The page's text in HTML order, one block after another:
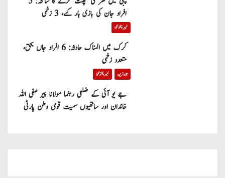
افراد جان کی بازی ہار گئے، 3 زخمی
خیبر پختونخوا
کرک میں المناک حادثہ: 6 افراد جاں بحق،
متعدد زخمی
تازہ ترین خیبر پختونخوا
جے یو آئی کے ضلعی رہنما مولانا پیر صفی اللہ
خاندان اور ساتھیوں سمیت قومی وطن پارٹی